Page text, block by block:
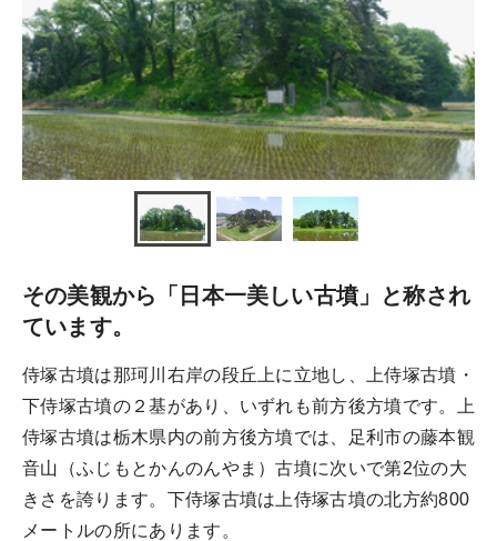
その美観から「日本一美しい古墳」と称され
ています。
侍塚古墳は那珂川右岸の段丘上に立地し、上侍塚古墳・
下侍塚古墳の２基があり、いずれも前方後方墳です。上
侍塚古墳は栃木県内の前方後方墳では、足利市の藤本観
音山（ふじもとかんのんやま）古墳に次いで第2位の大
きさを誇ります。下侍塚古墳は上侍塚古墳の北方約800
メートルの所にあります。